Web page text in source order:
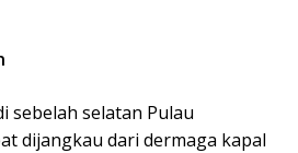
sebelah selatan Pulau
dijangkau dari dermaga kapal